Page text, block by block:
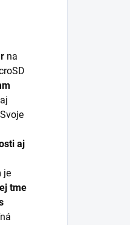
na
aj
je
tme